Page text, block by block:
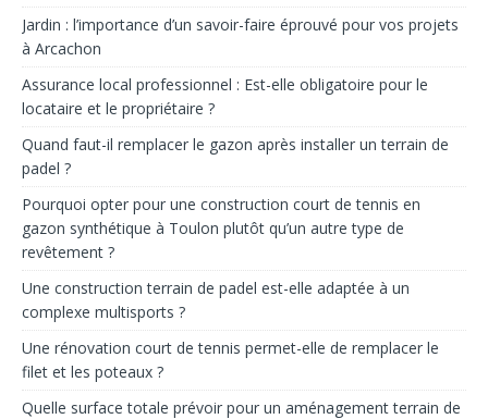
Jardin : l’importance d’un savoir-faire éprouvé pour vos projets
à Arcachon
Assurance local professionnel : Est-elle obligatoire pour le
locataire et le propriétaire ?
Quand faut-il remplacer le gazon après installer un terrain de
padel ?
Pourquoi opter pour une construction court de tennis en
gazon synthétique à Toulon plutôt qu’un autre type de
revêtement ?
Une construction terrain de padel est-elle adaptée à un
complexe multisports ?
Une rénovation court de tennis permet-elle de remplacer le
filet et les poteaux ?
Quelle surface totale prévoir pour un aménagement terrain de